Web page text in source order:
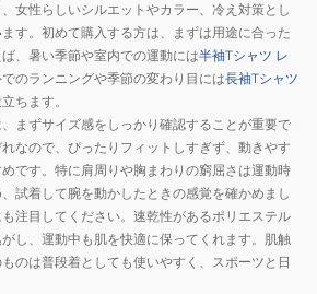
女性らしいシルエットやカラー、冷え対策とし
す。初めて購入する方は、まずは用途に合った
、暑い季節や室内での運動には半袖Tシャツ レ
のランニングや季節の変わり目には長袖Tシャツ
ちます。
まずサイズ感をしっかり確認することが重要で
なので、ぴったりフィットしすぎず、動きやす
です。特に肩周りや胸まわりの窮屈さは運動時
試着して腕を動かしたときの感覚を確かめまし
注目してください。速乾性があるポリエステル
し、運動中も肌を快適に保ってくれます。肌触
のは普段着としても使いやすく、スポーツと日